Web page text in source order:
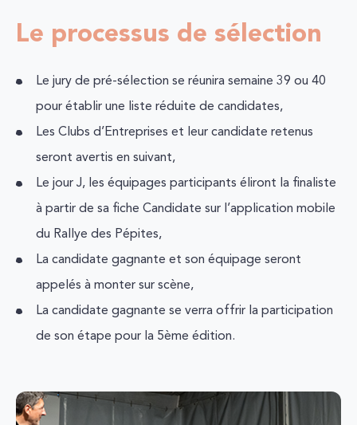
Le processus de sélection
Le jury de pré-sélection se réunira semaine 39 ou 40
pour établir une liste réduite de candidates,
Les Clubs d’Entreprises et leur candidate retenus
seront avertis en suivant,
Le jour J, les équipages participants éliront la finaliste
à partir de sa fiche Candidate sur l’application mobile
du Rallye des Pépites,
La candidate gagnante et son équipage seront
appelés à monter sur scène,
La candidate gagnante se verra offrir la participation
de son étape pour la 5ème édition.